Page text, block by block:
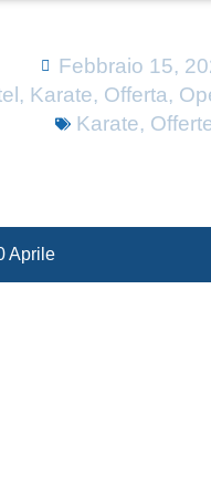
Febbraio 15,
, Karate, Offerta,
Karate,
Aprile